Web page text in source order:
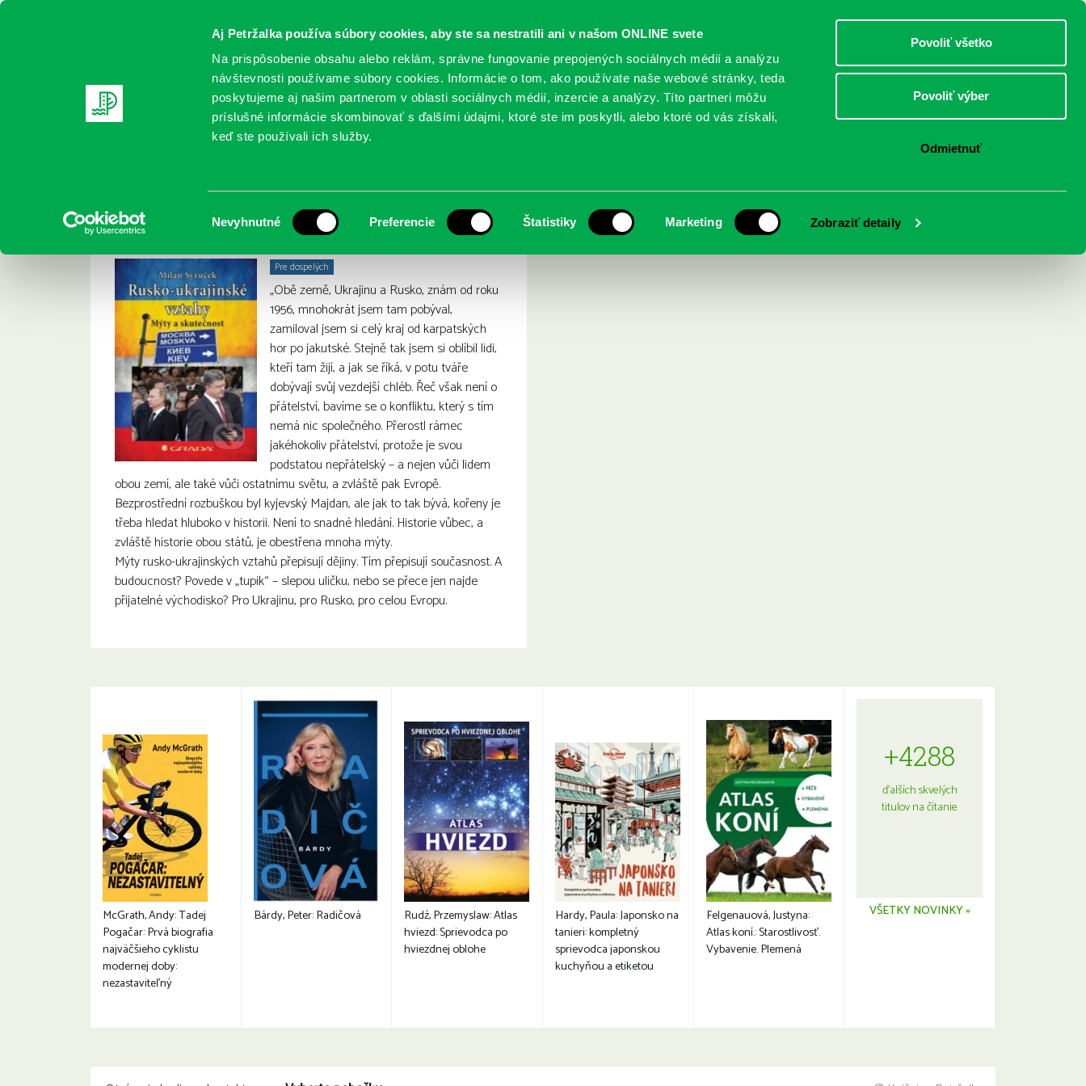
Aj Petržalka používa súbory cookies, aby ste sa nestratili ani v našom ONLINE svete
Na prispôsobenie obsahu alebo reklám, správne fungovanie prepojených sociálnych médií a analýzu
návštevnosti používame súbory cookies. Informácie o tom, ako používate naše webové stránky, teda
poskytujeme aj našim partnerom v oblasti sociálnych médií, inzercie a analýzy. Títo partneri môžu
príslušné informácie skombinovať s ďalšími údajmi, ktoré ste im poskytli, alebo ktoré od vás získali,
keď ste používali ich služby.
súhlasu
Nevyhnutné Preferencie Štatistiky Marketing Zobraziť detaily
Povoliť všetko
Povoliť výber
Odmietnuť
DOSPELÍ
REGISTRUJTE SA ONLINE KATALÓGY SLUŽBY PODUJATIA POBOČKY O KNIŽNICI
Milan Syruček : Rusko–ukrajinské vztahy
Pre dospelých
„Obě země, Ukrajinu a Rusko, znám od roku
1956, mnohokrát jsem tam pobýval,
zamiloval jsem si celý kraj od karpatských
hor po jakutské. Stejně tak jsem si oblíbil lidi,
kteří tam žijí, a jak se říká, v potu tváře
dobývají svůj vezdejší chléb. Řeč však není o
přátelství, bavíme se o konfliktu, který s tím
nemá nic společného. Přerostl rámec
jakéhokoliv přátelství, protože je svou
podstatou nepřátelský – a nejen vůči lidem
obou zemí, ale také vůči ostatnímu světu, a zvláště pak Evropě.
Bezprostřední rozbuškou byl kyjevský Majdan, ale jak to tak bývá, kořeny je
třeba hledat hluboko v historii. Není to snadné hledání. Historie vůbec, a
zvláště historie obou států, je obestřena mnoha mýty.
Mýty rusko-ukrajinských vztahů přepisují dějiny. Tím přepisují současnost. A
budoucnost? Povede v „tupik“ – slepou uličku, nebo se přece jen najde
přijatelné východisko? Pro Ukrajinu, pro Rusko, pro celou Evropu.
McGrath, Andy: Tadej
Pogačar: Prvá biografia
najväčšieho cyklistu
modernej doby:
nezastaviteľný
Bárdy, Peter: Radičová
Rudź, Przemyslaw: Atlas
hviezd: Sprievodca po
hviezdnej oblohe
Hardy, Paula: Japonsko na
tanieri: kompletný
sprievodca japonskou
kuchyňou a etiketou
Felgenauová, Justyna:
Atlas koní.: Starostlivosť.
Vybavenie. Plemená
+4288
ďalších skvelých
titulov na čítanie
VŠETKY NOVINKY »